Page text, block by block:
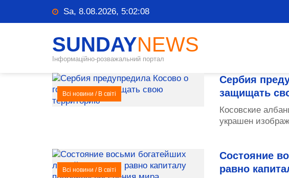
Sa, 8.08.2026, 5:02:08
SUNDAYNEWS
Інформаційно-розважальний портал
Всі новини / В світі
Сербия
защищать
Косовские
украшен
Всі новини / В світі
Состояние
равно